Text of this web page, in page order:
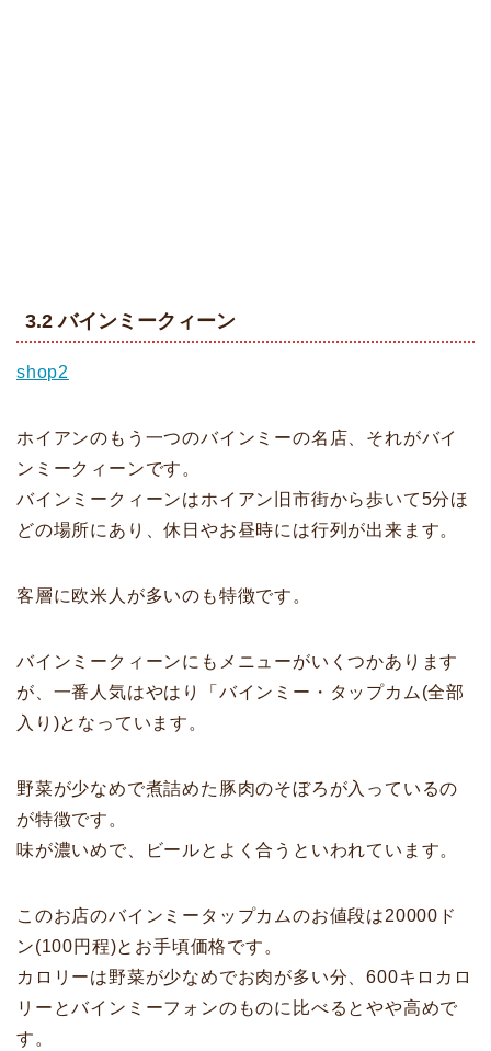
3.2 バインミークィーン
shop2
ホイアンのもう一つのバインミーの名店、それがバイ
ンミークィーンです。
バインミークィーンはホイアン旧市街から歩いて5分ほ
どの場所にあり、休日やお昼時には行列が出来ます。
客層に欧米人が多いのも特徴です。
バインミークィーンにもメニューがいくつかあります
が、一番人気はやはり「バインミー・タップカム(全部
入り)となっています。
野菜が少なめで煮詰めた豚肉のそぼろが入っているの
が特徴です。
味が濃いめで、ビールとよく合うといわれています。
このお店のバインミータップカムのお値段は20000ド
ン(100円程)とお手頃価格です。
カロリーは野菜が少なめでお肉が多い分、600キロカロ
リーとバインミーフォンのものに比べるとやや高めで
す。